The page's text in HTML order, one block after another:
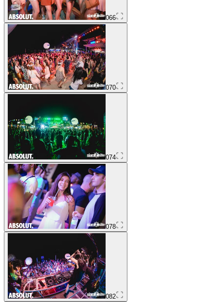
066
070
074
078
082